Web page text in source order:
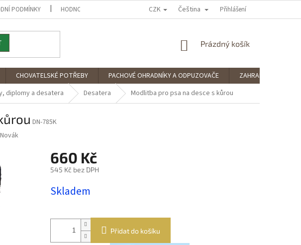
PODMÍNKY HODNOCENÍ OBCHODU PODMÍNKY OCHRANY OSOBNÍCH ÚDAJŮ
CZK Čeština Přihlášení
NÁKUPNÍ
Prázdný košík
CHOVATELSKÉ POTŘEBY PACHOVÉ OHRADNÍKY A ODPUZOVAČE
ZAHRADNÍ POTŘEBY
diplomy a desatera Desatera Modlitba pro psa na desce s kůrou
DN-785K
660 Kč
545 Kč bez DPH
cena:
Skladem
Přidat do košíku